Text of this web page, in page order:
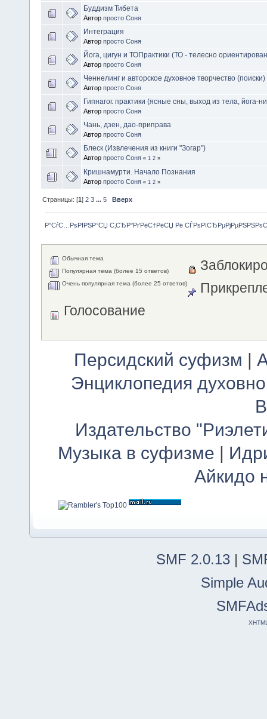
Буддизм Тибета
Автор просто Соня
Интеграция
Автор просто Соня
Йога, цигун и ТОПрактики (ТО - телесно
Автор просто Соня
Ченнелинг и авторское духовное творчество (поиски)
Автор просто Соня
Гипнагог. практики (ясные сны, выход из тела, йога-
Автор просто Соня
Чань, дзен, дао-приправа
Автор просто Соня
Блеск (Извлечения из книги "Зогар")
Автор просто Соня « 1 2 »
Кришнамурти. Начало Познания
Автор просто Соня « 1 2 »
Страницы: [1]2 3 ...5 Вверх
Р”СѓС…РѕРІРЅР°СЏ С‚СЂР°РґРёС†РёСЏ Рё
Обычная тема
Популярная тема (более 15 ответов)
Очень популярная тема (более 25 ответов)
Голосование
Персидский суфизм |
Энциклопедия
Издательство
Музыка в суфизме |
Айкидо
SMF 2.0.13 |
Simple